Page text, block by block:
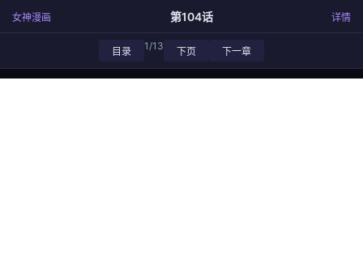
女神漫画 第104话 详情
目录 1/13 下页 下一章